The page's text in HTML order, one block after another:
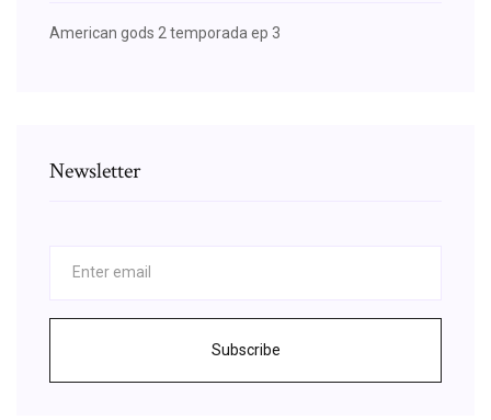
American gods 2 temporada ep 3
Newsletter
Subscribe